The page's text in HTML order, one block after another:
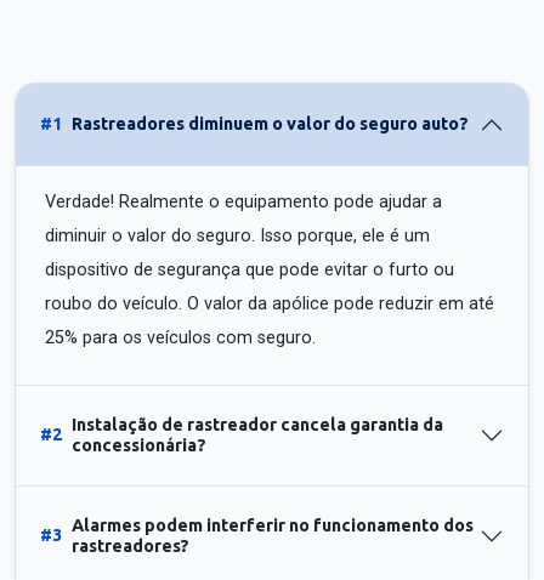
#1 Rastreadores diminuem o valor do seguro auto?
Verdade! Realmente o equipamento pode ajudar a
diminuir o valor do seguro. Isso porque, ele é um
dispositivo de segurança que pode evitar o furto ou
roubo do veículo. O valor da apólice pode reduzir em até
25% para os veículos com seguro.
#2
Instalação de rastreador cancela garantia da
concessionária?
#3
Alarmes podem interferir no funcionamento dos
rastreadores?